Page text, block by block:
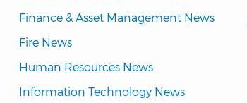
Finance & Asset Management News
Fire News
Human Resources News
Information Technology News